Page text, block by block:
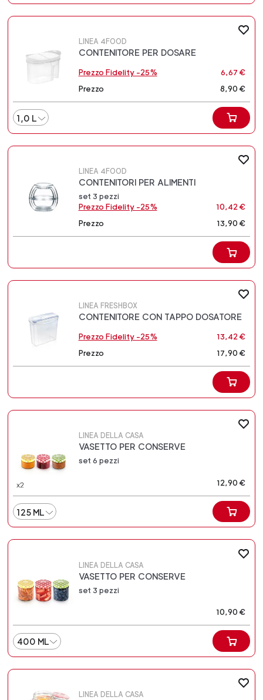
LINEA 4FOOD
CONTENITORE PER DOSARE
Prezzo Fidelity -25%
6,67 €
Prezzo
8,90 €
1,0 L
LINEA 4FOOD
CONTENITORI PER ALIMENTI
set 3 pezzi
Prezzo Fidelity -25%
10,42 €
Prezzo
13,90 €
LINEA FRESHBOX
CONTENITORE CON TAPPO DOSATORE
Prezzo Fidelity -25%
13,42 €
Prezzo
17,90 €
LINEA DELLA CASA
VASETTO PER CONSERVE
set 6 pezzi
12,90 €
125 ML
LINEA DELLA CASA
VASETTO PER CONSERVE
set 3 pezzi
10,90 €
400 ML
LINEA DELLA CASA